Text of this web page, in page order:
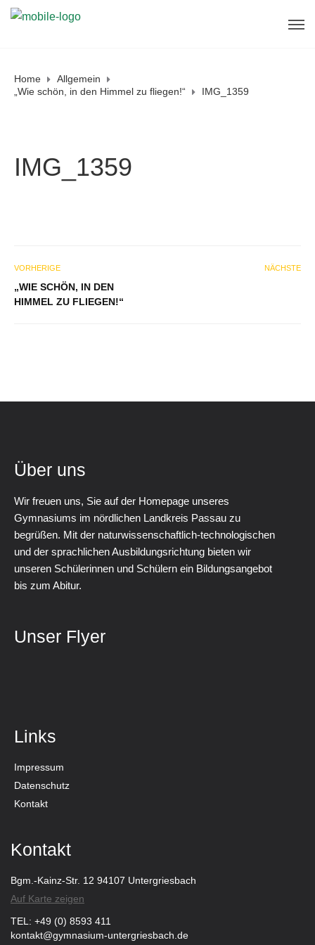
Home
Allgemein
„Wie schön, in den Himmel zu fliegen!“
IMG_1359
IMG_1359
VORHERIGE
„WIE SCHÖN, IN DEN
HIMMEL ZU FLIEGEN!“
NÄCHSTE
Über uns
Wir freuen uns, Sie auf der Homepage unseres
Gymnasiums im nördlichen Landkreis Passau zu
begrüßen. Mit der naturwissenschaftlich-technologischen
und der sprachlichen Ausbildungsrichtung bieten wir
unseren Schülerinnen und Schülern ein Bildungsangebot
bis zum Abitur.
Unser Flyer
Links
Impressum
Datenschutz
Kontakt
Kontakt
Bgm.-Kainz-Str. 12 94107 Untergriesbach
Auf Karte zeigen
TEL: +49 (0) 8593 411
kontakt@gymnasium-untergriesbach.de